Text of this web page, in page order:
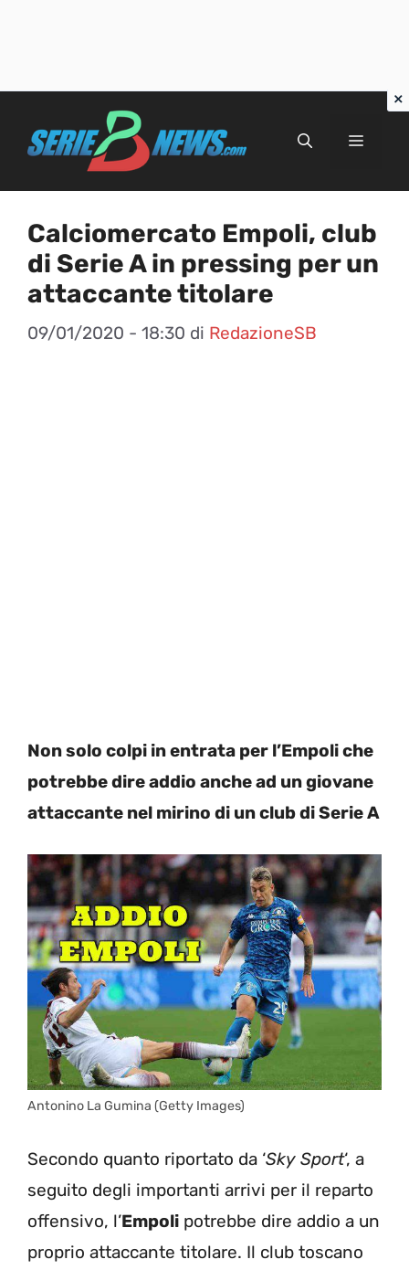
Menu
Calciomercato Empoli, club
di Serie A in pressing per un
attaccante titolare
09/01/2020 - 18:30 di RedazioneSB
Non solo colpi in entrata per l’Empoli che
potrebbe dire addio anche ad un giovane
attaccante nel mirino di un club di Serie A
Antonino La Gumina (Getty Images)
Secondo quanto riportato da ‘Sky Sport‘, a
seguito degli importanti arrivi per il reparto
offensivo, l’Empoli potrebbe dire addio a un
proprio attaccante titolare. Il club toscano